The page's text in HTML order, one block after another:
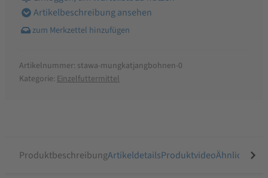
Artikelbeschreibung ansehen
Artikelnummer: stawa-mungkatjangbohnen-0
Kategorie: Einzelfuttermittel
ProduktbeschreibungArtikeldetailsProduktvideoÄhnliche